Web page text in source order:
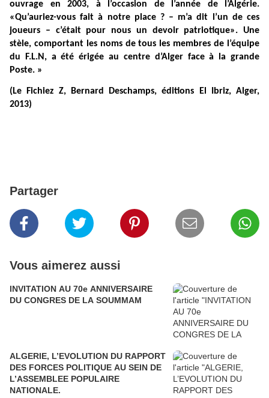
(Le Fichiez Z, Bernard Deschamps, éditions El Ibriz, Alger,
2013)
Partager
Vous aimerez aussi
INVITATION AU 70e ANNIVERSAIRE
DU CONGRES DE LA SOUMMAM
ALGERIE, L’EVOLUTION DU RAPPORT
DES FORCES POLITIQUE AU SEIN DE
L’ASSEMBLEE POPULAIRE
NATIONALE.